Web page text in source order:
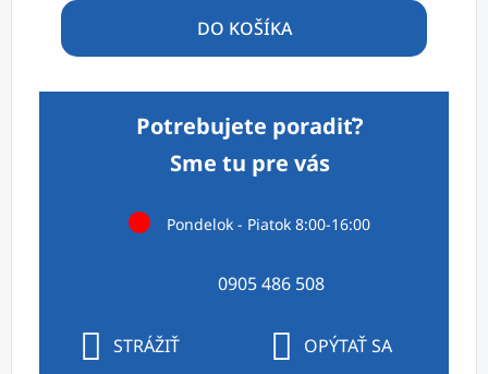
Jednotková cena:DO KOŠÍKA
Potrebujete poradiť?
Sme tu pre vás
Pondelok - Piatok 8:00-16:00
0905 486 508
STRÁŽIŤ OPÝTAŤ SA